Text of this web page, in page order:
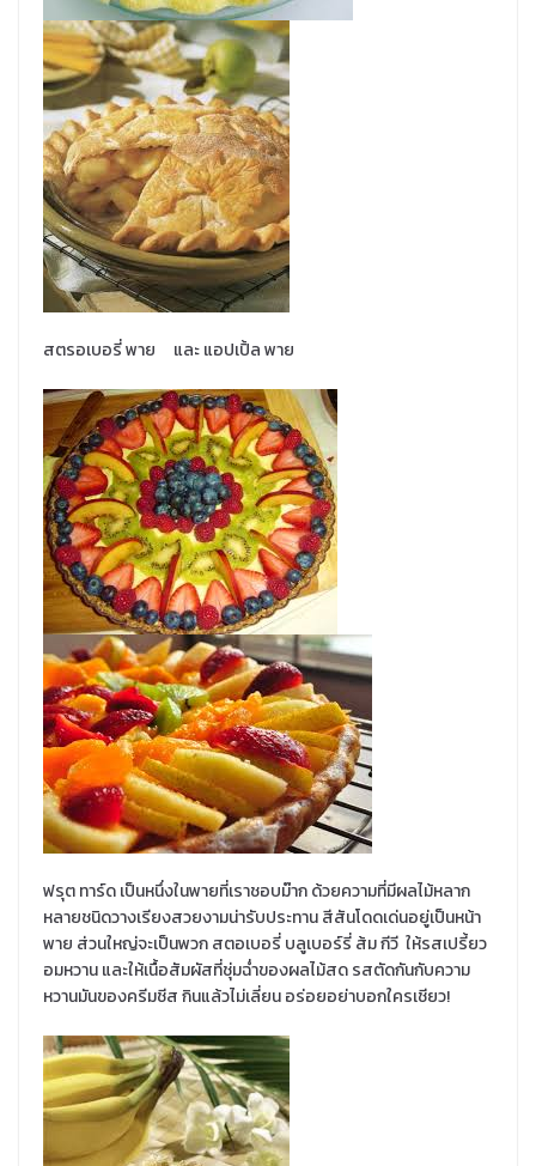
สตรอเบอรี่ พาย และ แอปเปิ้ล พาย
ฟรุต ทาร์ด เป็นหนึ่งในพายที่เราชอบม๊าก ด้วยความที่มีผลไม้หลาก
หลายชนิดวางเรียงสวยงามน่ารับประทาน สีสันโดดเด่นอยู่เป็นหน้า
พาย ส่วนใหญ่จะเป็นพวก สตอเบอรี่ บลูเบอร์รี่ ส้ม กีวี ให้รสเปรี้ยว
อมหวาน และให้เนื้อสัมผัสที่ชุ่มฉ่ำของผลไม้สด รสตัดกันกับความ
หวานมันของครีมชีส กินแล้วไม่เลี่ยน อร่อยอย่าบอกใครเชียว!